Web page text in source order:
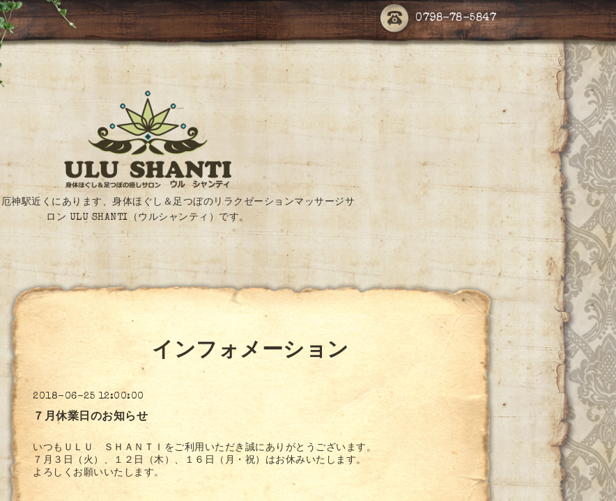
0798-78-5847
神駅近くにあります、身体ほぐし＆足つぼのリラクゼーションマッサージサ
ロン ULU SHANTI（ウルシャンティ）です。
インフォメーション
2018-06-25 12:00:00
７月休業日のお知らせ
いつもＵＬＵ ＳＨＡＮＴＩをご利用いただき誠にありがとうございます。
７月３日（火）、１２日（木）、１６日（月・祝）はお休みいたします。
よろしくお願いいたします。